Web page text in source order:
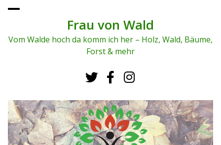
To
me
Frau von Wald
Vom Walde hoch da komm ich her – Holz, Wald, Bäume,
Forst & mehr